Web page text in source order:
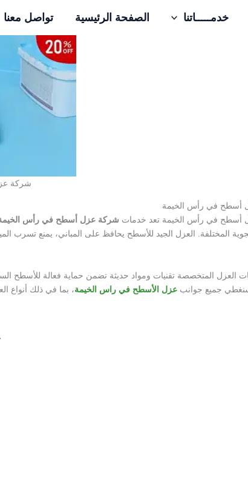
خدمـــــاتنا الصفحة الرئيسية تواصل معنا
شركة
أسطح في رأس الخيمة
أسطح في رأس الخيمة تعد خدمات شركة عزل أسطح في رأس
المختلفة. العزل الجيد للأسطح يحافظ على المباني، يمنع تسرب
العزل المتخصصة تقنيات ومواد حديثة تضمن حماية فعالة للأسطح
جميع جوانب عزل الأسطح في راس الخيمة، بما في ذلك أنواع